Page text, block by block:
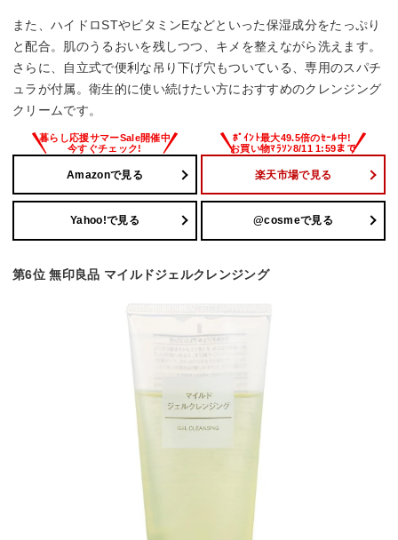
また、ハイドロSTやビタミンEなどといった保湿成分をたっぷり
と配合。肌のうるおいを残しつつ、キメを整えながら洗えます。
さらに、自立式で便利な吊り下げ穴もついている、専用のスパチ
ュラが付属。衛生的に使い続けたい方におすすめのクレンジング
クリームです。
Amazonで見る 楽天市場で見る
Yahoo!で見る @cosmeで見る
第6位 無印良品 マイルドジェルクレンジング